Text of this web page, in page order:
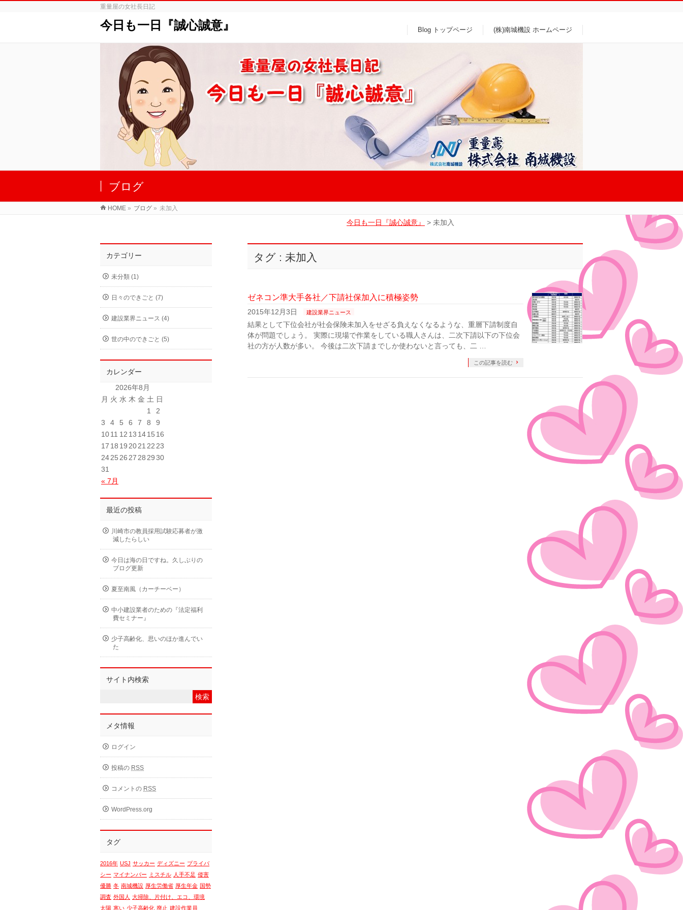
重量屋の女社長日記
今日も一日『誠心誠意』 Blog トップページ (株)南城機設 ホームページ
ブログ
HOME » ブログ » 未加入
今日も一日『誠心誠意』 > 未加入
タグ : 未加入
ゼネコン準大手各社／下請社保加入に積極姿勢
2015年12月3日 建設業界ニュース
結果として下位会社が社会保険未加入をせざる負えなくなるような、重層下請制度自
体が問題でしょう。 実際に現場で作業をしている職人さんは、二次下請以下の下位会
社の方が人数が多い。 今後は二次下請までしか使わないと言っても、二 …
この記事を読む
カテゴリー
未分類 (1)
日々のできごと (7)
建設業界ニュース (4)
世の中のできごと (5)
カレンダー
2026年8月
月 火 水 木 金 土 日
« 7月
1
2
3
4 5 6 7 8
9
1011 12 13 1415 16
17 18 19 2021 22 23
2425 26 27 28 2930
31
最近の投稿
川崎市の教員採用試験応募者が激
減したらしい
今日は海の日ですね。久しぶりの
ブログ更新
夏至南風（カーチーベー）
中小建設業者のための『法定福利
費セミナー』
少子高齢化、思いのほか進んでい
た
サイト内検索
メタ情報
ログイン
投稿の RSS
コメントの RSS
WordPress.org
タグ
2016年 USJ サッカー ディズニー プライバ
シー マイナンバー ミスチル 人手不足 侵害
優勝 冬 南城機設 厚生労働省 厚生年金 国勢
調査 外国人 大掃除、片付け、エコ、環境
太陽 寒い 少子高齢化 廃止 建設作業員